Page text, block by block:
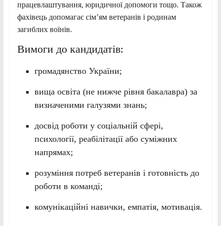
працевлаштування, юридичної допомоги тощо. Також
фахівець допомагає сім’ям ветеранів і родинам
загиблих воїнів.
Вимоги до кандидатів:
громадянство України;
вища освіта (не нижче рівня бакалавра) за
визначеними галузями знань;
досвід роботи у соціальній сфері,
психології, реабілітації або суміжних
напрямах;
розуміння потреб ветеранів і готовність до
роботи в команді;
комунікаційні навички, емпатія, мотивація.